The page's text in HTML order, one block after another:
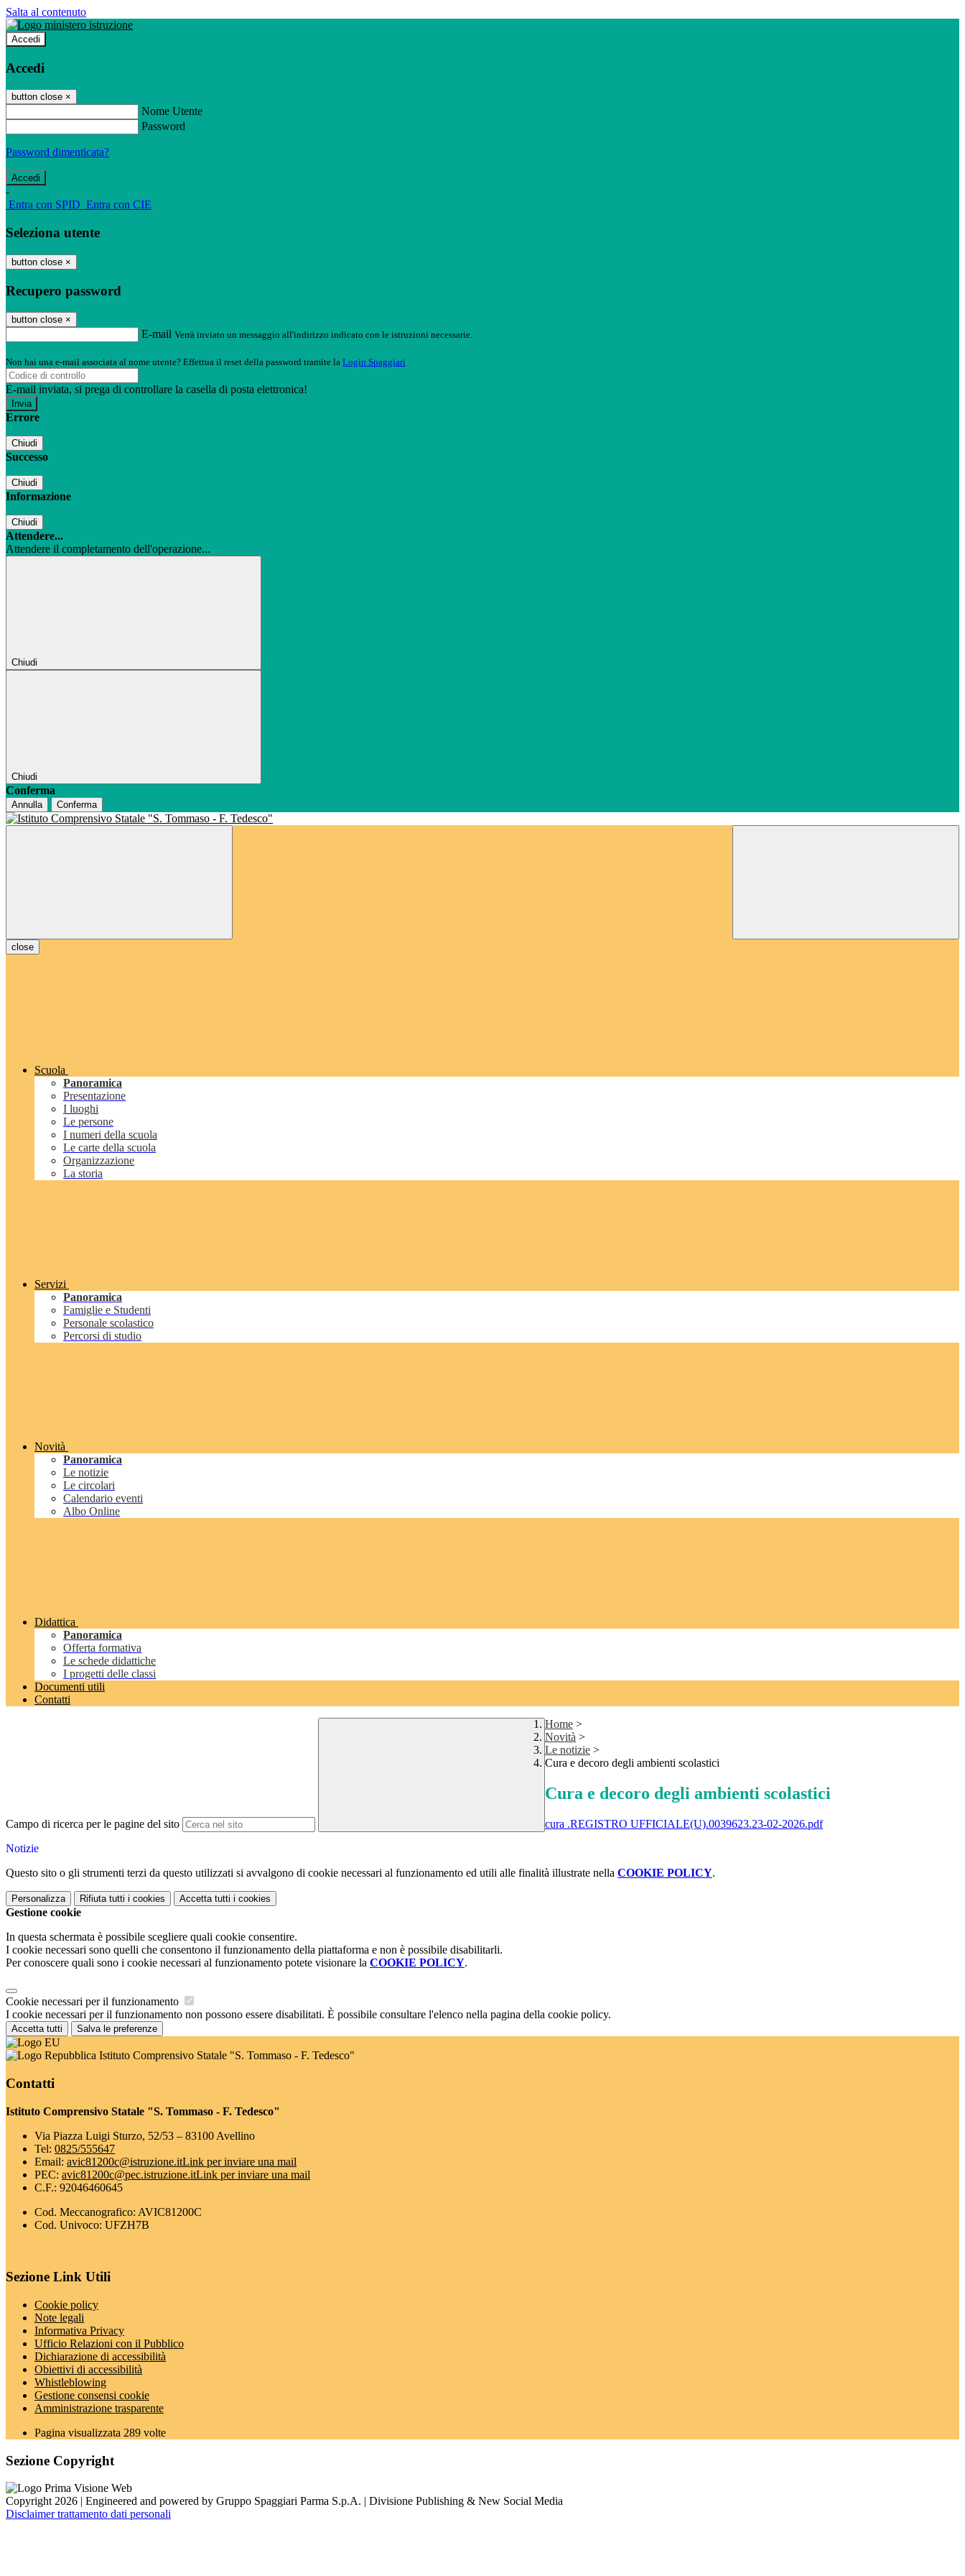
Salta al contenuto
Accedi
Accedi
button close ×
Nome Utente
Password
Password dimenticata?
-
Entra con SPID Entra con CIE
Seleziona utente
button close ×
Recupero password
button close ×
E-mail Verrà inviato un messaggio all'indirizzo indicato con le istruzioni necessarie.
Non hai una e-mail associata al nome utente? Effettua il reset della password tramite la Login Spaggiari
E-mail inviata, si prega di controllare la casella di posta elettronica!
Errore
Chiudi
Successo
Chiudi
Informazione
Chiudi
Attendere...
Attendere il completamento dell'operazione...
Chiudi
Chiudi
Conferma
Annulla Conferma
close
Scuola
Panoramica
Presentazione
I luoghi
Le persone
I numeri della scuola
Le carte della scuola
Organizzazione
La storia
Servizi
Panoramica
Famiglie e Studenti
Personale scolastico
Percorsi di studio
Novità
Panoramica
Le notizie
Le circolari
Calendario eventi
Albo Online
Didattica
Panoramica
Offerta formativa
Le schede didattiche
I progetti delle classi
Documenti utili
Contatti
Campo di ricerca per le pagine del sito
Home >
Novità >
Le notizie >
Cura e decoro degli ambienti scolastici
Cura e decoro degli ambienti scolastici
cura .REGISTRO UFFICIALE(U).0039623.23-02-2026.pdf
Notizie
Questo sito o gli strumenti terzi da questo utilizzati si avvalgono di cookie necessari al funzionamento ed utili alle finalità illustrate nella COOKIE POLICY.
Personalizza Rifiuta tutti i cookies Accetta tutti i cookies
Gestione cookie
In questa schermata è possibile scegliere quali cookie consentire.
I cookie necessari sono quelli che consentono il funzionamento della piattaforma e non è possibile disabilitarli.
Per conoscere quali sono i cookie necessari al funzionamento potete visionare la COOKIE POLICY.
Cookie necessari per il funzionamento
I cookie necessari per il funzionamento non possono essere disabilitati. È possibile consultare l'elenco nella pagina della cookie policy.
Accetta tutti Salva le preferenze
Istituto Comprensivo Statale "S. Tommaso - F. Tedesco"
Contatti
Istituto Comprensivo Statale "S. Tommaso - F. Tedesco"
Via Piazza Luigi Sturzo, 52/53 – 83100 Avellino
Tel: 0825/555647
Email: avic81200c@istruzione.itLink per inviare una mail
PEC: avic81200c@pec.istruzione.itLink per inviare una mail
C.F.: 92046460645
Cod. Meccanografico: AVIC81200C
Cod. Univoco: UFZH7B
Sezione Link Utili
Cookie policy
Note legali
Informativa Privacy
Ufficio Relazioni con il Pubblico
Dichiarazione di accessibilità
Obiettivi di accessibilità
Whistleblowing
Gestione consensi cookie
Amministrazione trasparente
Pagina visualizzata 289 volte
Sezione Copyright
Copyright 2026 | Engineered and powered by Gruppo Spaggiari Parma S.p.A. | Divisione Publishing & New Social Media
Disclaimer trattamento dati personali